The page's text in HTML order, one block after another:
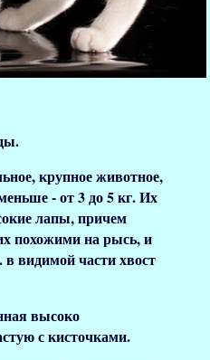
крупное животное,
- от 3 до 5 кг. Их
лапы, причем
похожими на рысь, и
видимой части хвост
высоко
с кисточками.